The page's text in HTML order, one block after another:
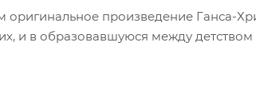
произведение Ганса-
и в образовавшуюся между